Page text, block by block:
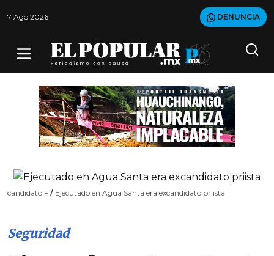
7 Ago 2026 DENUNCIA
candidato + / Ejecutado en Agua Santa era excandidato priista
Seguridad